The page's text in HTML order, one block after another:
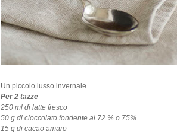
Un piccolo lusso invernale…
Per 2 tazze
250 ml di latte fresco
50 g di cioccolato fondente al 72 % o 75%
15 g di cacao amaro